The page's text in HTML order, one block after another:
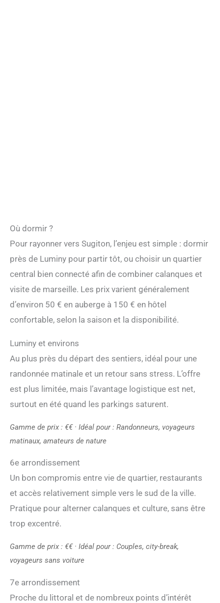
Où dormir ?
Pour rayonner vers Sugiton, l’enjeu est simple : dormir
près de Luminy pour partir tôt, ou choisir un quartier
central bien connecté afin de combiner calanques et
visite de marseille. Les prix varient généralement
d’environ 50 € en auberge à 150 € en hôtel
confortable, selon la saison et la disponibilité.
Luminy et environs
Au plus près du départ des sentiers, idéal pour une
randonnée matinale et un retour sans stress. L’offre
est plus limitée, mais l’avantage logistique est net,
surtout en été quand les parkings saturent.
Gamme de prix : €€ · Idéal pour : Randonneurs, voyageurs
matinaux, amateurs de nature
6e arrondissement
Un bon compromis entre vie de quartier, restaurants
et accès relativement simple vers le sud de la ville.
Pratique pour alterner calanques et culture, sans être
trop excentré.
Gamme de prix : €€ · Idéal pour : Couples, city-break,
voyageurs sans voiture
7e arrondissement
Proche du littoral et de nombreux points d’intérêt